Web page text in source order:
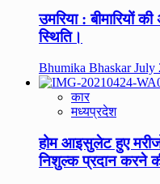
उमरिया : बीमारियों
स्थिति।
Bhumika BhaskarJuly
कार
मध्यप्रदेश
होम आइसुलेट हुए
निशुल्क प्रदान करने